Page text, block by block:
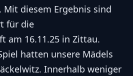
Mit diesem Ergebnis sind
für die
am 16.11.25 in Zittau.
hatten unsere Mädels
Innerhalb weniger